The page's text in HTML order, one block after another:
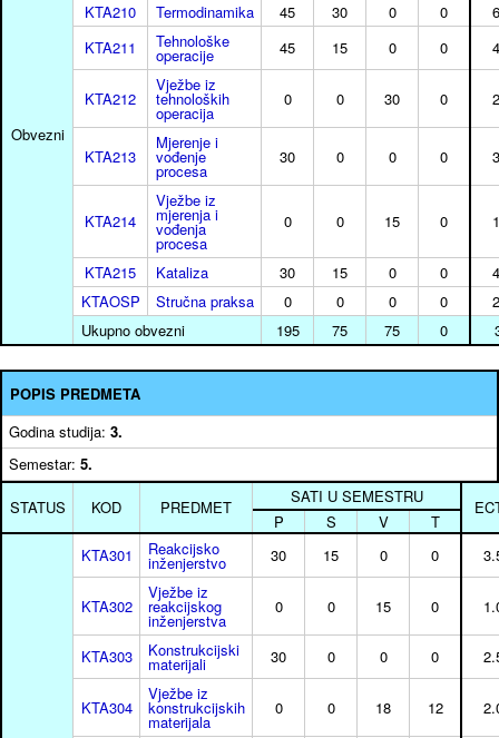
Obvezni
KTA210
Termodinamika 45 30 0 0
KTA211
Tehnološke
operacije 45 15 0 0
KTA212
Vježbe iz
tehnoloških
operacija
0 0 30 0
KTA213
Mjerenje i
vođenje
procesa
30 0 0 0
KTA214
Vježbe iz
mjerenja i
vođenja
procesa
0 0 15 0
KTA215 Kataliza 30 15 0 0
KTAOSP
Stručna praksa 0 0 0 0
Ukupno obvezni
195 75 75 0
POPIS PREDMETA
Godina studija:3.
Semestar:5.
STATUS KOD PREDMET
SATI U SEMESTRU
P S V T
KTA301 Reakcijsko
inženjerstvo 30 15 0 0
KTA302
Vježbe iz
reakcijskog
inženjerstva
0 0 15 0
KTA303 Konstrukcijski
materijali 30 0 0 0
KTA304
Vježbe iz
konstrukcijskih
materijala
0 0 18 12